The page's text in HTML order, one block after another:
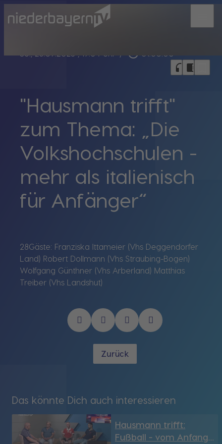
So., 28.09.2025, 19:04 Uhr / play_circle_outline 01:00:00
headphones chrome_reader_mode
"Hausmann trifft"
zum Thema: „Die
Volkshochschulen -
mehr als italienisch
für Anfänger“
28Gäste: Franziska Ittameier (Vhs Deggendorfer
Land) Robert Dollmann (Vhs Straubing-Bogen)
Wolfgang Günthner (Vhs Arberland) Matthias
Treiber (Vhs Landshut)
Zurück
Das könnte Dich auch interessieren
Hausmann trifft:
Fußball - vom Anfang